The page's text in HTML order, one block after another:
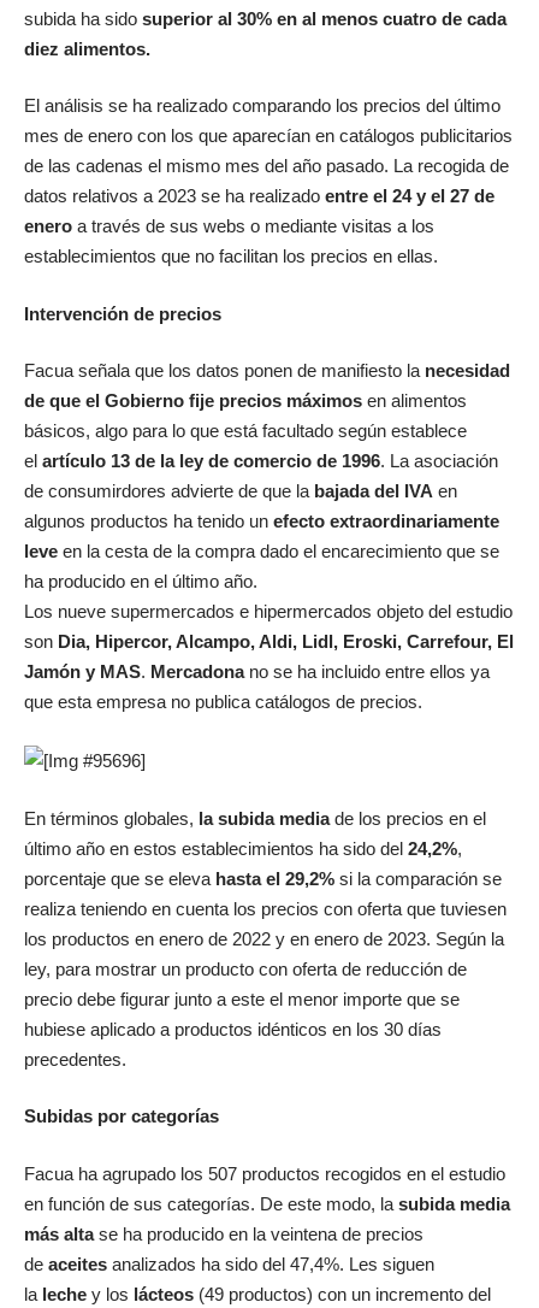
subida ha sido superior al 30% en al menos cuatro de cada
diez alimentos.
El análisis se ha realizado comparando los precios del último
mes de enero con los que aparecían en catálogos publicitarios
de las cadenas el mismo mes del año pasado. La recogida de
datos relativos a 2023 se ha realizado entre el 24 y el 27 de
enero a través de sus webs o mediante visitas a los
establecimientos que no facilitan los precios en ellas.
Intervención de precios
Facua señala que los datos ponen de manifiesto la necesidad
de que el Gobierno fije precios máximos en alimentos
básicos, algo para lo que está facultado según establece
el artículo 13 de la ley de comercio de 1996. La asociación
de consumirdores advierte de que la bajada del IVA en
algunos productos ha tenido un efecto extraordinariamente
leve en la cesta de la compra dado el encarecimiento que se
ha producido en el último año.
Los nueve supermercados e hipermercados objeto del estudio
son Dia, Hipercor, Alcampo, Aldi, Lidl, Eroski, Carrefour, El
Jamón y MAS. Mercadonano se ha incluido entre ellos ya
que esta empresa no publica catálogos de precios.
En términos globales, la subida mediade los precios en el
último año en estos establecimientos ha sido del 24,2%,
porcentaje que se eleva hasta el 29,2% si la comparación se
realiza teniendo en cuenta los precios con oferta que tuviesen
los productos en enero de 2022 y en enero de 2023. Según la
ley, para mostrar un producto con oferta de reducción de
precio debe figurar junto a este el menor importe que se
hubiese aplicado a productos idénticos en los 30 días
precedentes.
Subidas por categorías
Facua ha agrupado los 507 productos recogidos en el estudio
en función de sus categorías. De este modo, la subida media
más altase ha producido en la veintena de precios
de aceites analizados ha sido del 47,4%. Les siguen
la leche y los lácteos (49 productos) con un incremento del